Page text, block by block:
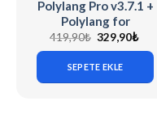
Polylang Pro v3.7.1 +
Polylang for
WooCommerce
v2.1.4
419,90₺ Orijinal
fiyat:
329,90₺Şu
fiyat:
SEPETE EKLE